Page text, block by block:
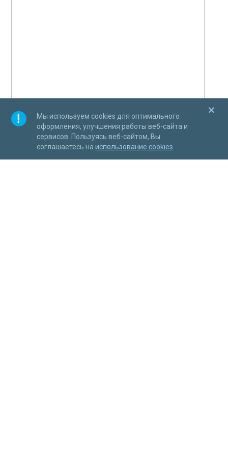
Мы используем cookies для оптимального
оформления, улучшения работы веб-сайта и
сервисов. Пользуясь веб-сайтом, Вы
соглашаетесь наиспользование cookies